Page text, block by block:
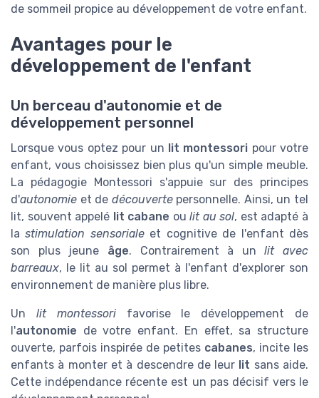
de sommeil propice au développement de votre enfant.
Avantages pour le
développement de l'enfant
Un berceau d'autonomie et de
développement personnel
Lorsque vous optez pour un lit montessori pour votre
enfant, vous choisissez bien plus qu'un simple meuble.
La pédagogie Montessori s'appuie sur des principes
d'autonomie et de découvertepersonnelle. Ainsi, un tel
lit, souvent appelé lit cabane oulit au sol, est adapté à
lastimulation sensorialeet cognitive de l'enfant dès
son plus jeune âge. Contrairement à unlit avec
barreaux, le lit au sol permet à l'enfant d'explorer son
environnement de manière plus libre.
Un lit montessorifavorise le développement de
l'autonomie de votre enfant. En effet, sa structure
ouverte, parfois inspirée de petites cabanes, incite les
enfants à monter et à descendre de leur lit sans aide.
Cette indépendance récente est un pas décisif vers le